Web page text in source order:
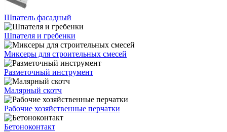
Шпатель фасадный
Шпателя и гребенки
Миксеры для строительных смесей
Разметочный инструмент
Малярный скотч
Рабочие хозяйственные перчатки
Бетоноконтакт